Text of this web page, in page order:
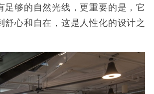
足够的自然光线，更重要的是，它
舒心和自在，这是人性化的设计之